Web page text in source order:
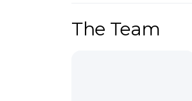
The Team